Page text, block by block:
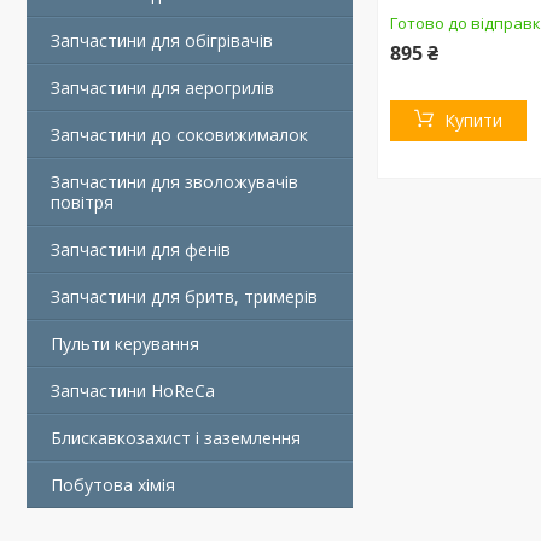
Запчастини для обігрівачів
Запчастини для аерогрилів
Запчастини до соковижималок
Запчастини для зволожувачів
повітря
Запчастини для фенів
Запчастини для бритв, тримерів
Пульти керування
Запчастини HoReCa
Блискавкозахист і заземлення
Побутова хімія
Готово до
895 ₴
Купити